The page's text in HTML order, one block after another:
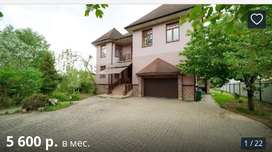
1 /22
5 600 р.в мес.